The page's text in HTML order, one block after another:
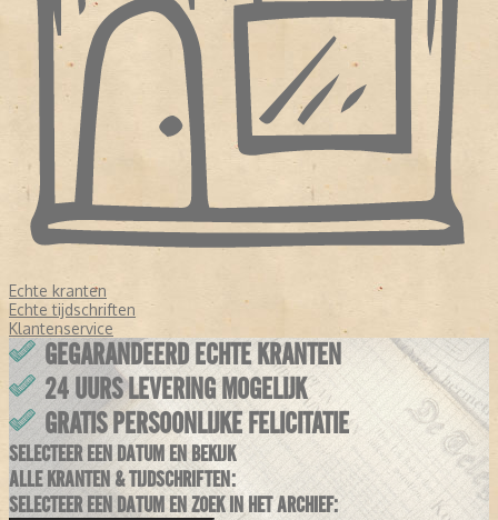
Echte kranten
Echte tijdschriften
Klantenservice
GEGARANDEERD ECHTE KRANTEN
24 UURS LEVERING MOGELIJK
GRATIS PERSOONLIJKE FELICITATIE
SELECTEER EEN DATUM EN BEKIJK
ALLE KRANTEN & TIJDSCHRIFTEN:
SELECTEER EEN DATUM EN ZOEK IN HET ARCHIEF: